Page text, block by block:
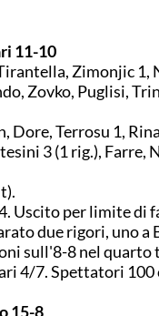
11-10
Zimonjic 1,
Zovko, Puglisi,
Dore, Terrosu 1,
3 (1 rig.), Farre,
Uscito per limite di
due rigori, uno a
sull'8-8 nel
4/7. Spettatori 100
15-8